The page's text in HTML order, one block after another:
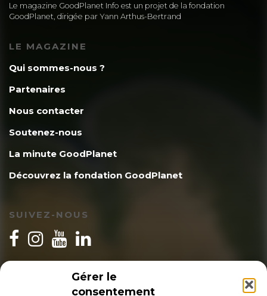
Gérer le
consentement
Le magazine GoodPlanet Info est un projet de la fondation
GoodPlanet, dirigée par Yann Arthus-Bertrand
LE MAGAZINE
Qui sommes-nous ?
Partenaires
Nous contacter
Soutenez-nous
La minute GoodPlanet
Découvrez la fondation GoodPlanet
SUIVEZ-NOUS
INSCRIPTION NEWSLETTER